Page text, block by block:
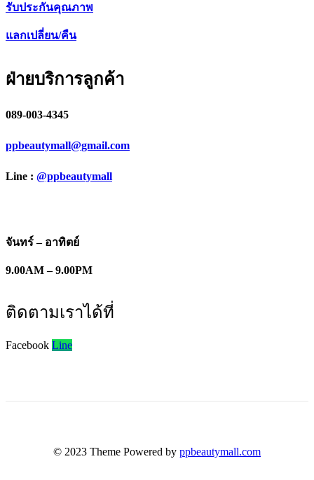
รับประกันคุณภาพ
แลกเปลี่ยน/คืน
ฝ่ายบริการลูกค้า
089-003-4345
ppbeautymall@gmail.com
Line : @ppbeautymall
จันทร์ – อาทิตย์
9.00AM – 9.00PM
ติดตามเราได้ที่
Facebook Line
© 2023 Theme Powered by ppbeautymall.com